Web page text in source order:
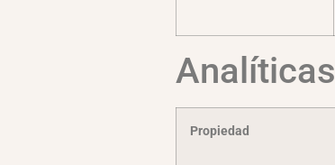
Analíticas
Propiedad